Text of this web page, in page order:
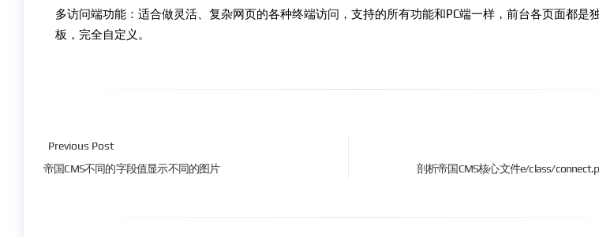
多访问端功能：适合做灵活、复杂网页的各种终端访问，支持的所有功能和PC端一样，前台各页面都是
板，完全自定义。
Previous Post
帝国CMS不同的字段值显示不同的图片
剖析帝国CMS核心文件e/class/